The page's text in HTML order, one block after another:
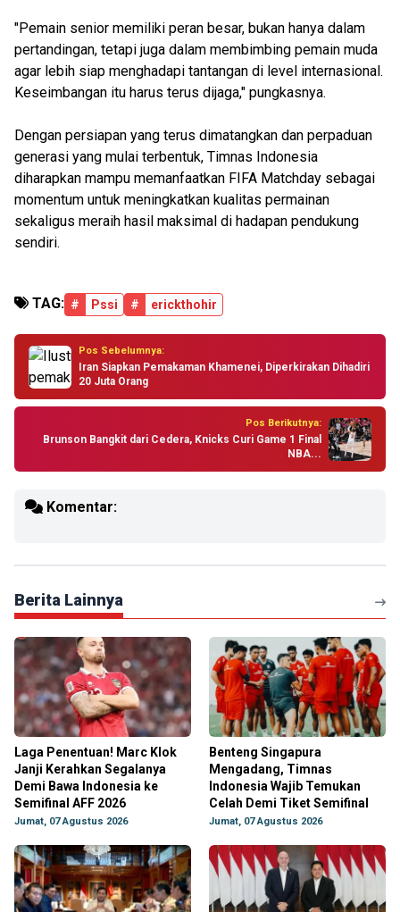
"Pemain senior memiliki peran besar, bukan hanya dalam
pertandingan, tetapi juga dalam membimbing pemain muda
agar lebih siap menghadapi tantangan di level internasional.
Keseimbangan itu harus terus dijaga," pungkasnya.
Dengan persiapan yang terus dimatangkan dan perpaduan
generasi yang mulai terbentuk, Timnas Indonesia
diharapkan mampu memanfaatkan FIFA Matchday sebagai
momentum untuk meningkatkan kualitas permainan
sekaligus meraih hasil maksimal di hadapan pendukung
sendiri.
TAG: # Pssi # erickthohir
Pos Sebelumnya:
Iran Siapkan Pemakaman Khamenei, Diperkirakan Dihadiri
20 Juta Orang
Pos Berikutnya:
Brunson Bangkit dari Cedera, Knicks Curi Game 1 Final
NBA...
Komentar:
Berita Lainnya
Laga Penentuan! Marc Klok
Janji Kerahkan Segalanya
Demi Bawa Indonesia ke
Semifinal AFF 2026
Jumat, 07 Agustus 2026
Benteng Singapura
Mengadang, Timnas
Indonesia Wajib Temukan
Celah Demi Tiket Semifinal
Jumat, 07 Agustus 2026